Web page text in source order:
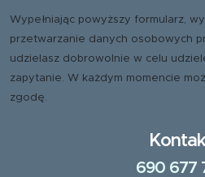
Wypełniając powyższy formularz,
przetwarzanie danych osobowych
udzielasz dobrowolnie w celu
zapytanie. W każdym momencie
zgodę.
690 677